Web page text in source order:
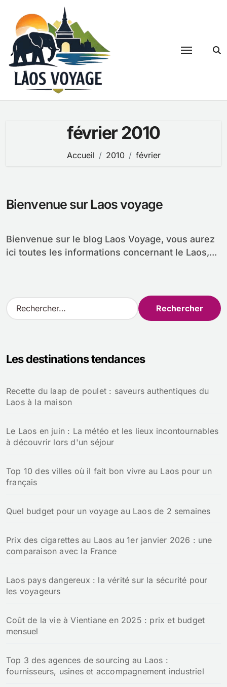
contenu
février 2010
Accueil 2010 février
Bienvenue sur Laos voyage
Bienvenue sur le blog Laos Voyage, vous aurez
ici toutes les informations concernant le Laos,...
R
e
r
e
r
Les destinations tendances
Recette du laap de poulet : saveurs authentiques du
Laos à la maison
Le Laos en juin : La météo et les lieux incontournables
à découvrir lors d'un séjour
Top 10 des villes où il fait bon vivre au Laos pour un
français
Quel budget pour un voyage au Laos de 2 semaines
Prix des cigarettes au Laos au 1er janvier 2026 : une
comparaison avec la France
Laos pays dangereux : la vérité sur la sécurité pour
les voyageurs
Coût de la vie à Vientiane en 2025 : prix et budget
mensuel
Top 3 des agences de sourcing au Laos :
fournisseurs, usines et accompagnement industriel